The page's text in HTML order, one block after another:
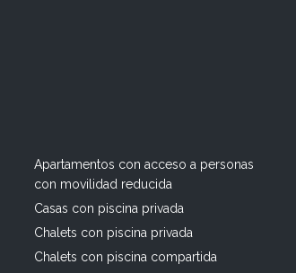
Apartamentos con acceso a personas
con movilidad reducida
Casas con piscina privada
Chalets con piscina privada
Chalets con piscina compartida